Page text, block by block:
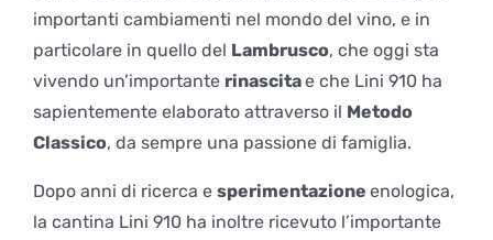
importanti cambiamenti nel mondo del vino, e in
particolare in quello del Lambrusco, che oggi sta
vivendo un’importante rinascitae che Lini 910 ha
sapientemente elaborato attraverso il Metodo
Classico, da sempre una passione di famiglia.
Dopo anni di ricerca e sperimentazione enologica,
la cantina Lini 910 ha inoltre ricevuto l’importante